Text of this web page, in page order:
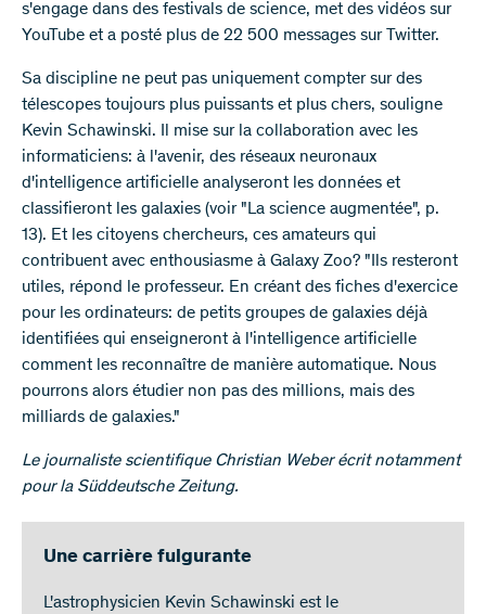
s'engage dans des festivals de science, met des vidéos sur
YouTube et a posté plus de 22 500 messages sur Twitter.
Sa discipline ne peut pas uniquement compter sur des
télescopes toujours plus puissants et plus chers, souligne
Kevin Schawinski. Il mise sur la collaboration avec les
informaticiens: à l'avenir, des réseaux neuronaux
d'intelligence artificielle analyseront les données et
classifieront les galaxies (voir "La science augmentée", p.
13). Et les citoyens chercheurs, ces amateurs qui
contribuent avec enthousiasme à Galaxy Zoo? "Ils resteront
utiles, répond le professeur. En créant des fiches d'exercice
pour les ordinateurs: de petits groupes de galaxies déjà
identifiées qui enseigneront à l'intelligence artificielle
comment les reconnaître de manière automatique. Nous
pourrons alors étudier non pas des millions, mais des
milliards de galaxies."
Le journaliste scientifique Christian Weber écrit notamment
pour la Süddeutsche Zeitung.
Une carrière fulgurante
L'astrophysicien Kevin Schawinski est le